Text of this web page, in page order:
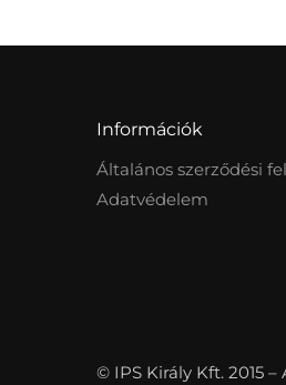
Információk
Általános szerződési
Adatvédelem
© IPS Király Kft. 2015